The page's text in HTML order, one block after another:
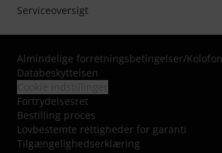
Serviceoversigt
Almindelige forretningsbetingelser/Kolofon
Databeskyttelsen
Fortrydelsesret
Bestilling proces
Lovbestemte rettigheder for garanti
Tilgængelighedserklæring